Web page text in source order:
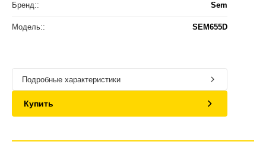
Бренд:: Sem
Модель:: SEM655D
Подробные характеристики
Купить